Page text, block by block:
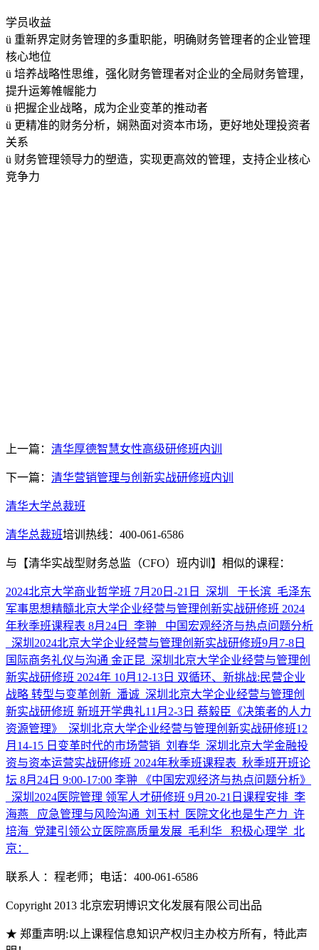
学员收益
ü 重新界定财务管理的多重职能，明确财务管理者的企业管理
核心地位
ü 培养战略性思维，强化财务管理者对企业的全局财务管理，
提升运筹帷幄能力
ü 把握企业战略，成为企业变革的推动者
ü 更精准的财务分析，娴熟面对资本市场，更好地处理投资者
关系
ü 财务管理领导力的塑造，实现更高效的管理，支持企业核心
竞争力
上一篇： 清华厚德智慧女性高级研修班内训
下一篇： 清华营销管理与创新实战研修班内训
清华大学总裁班
清华总裁班培训热线：400-061-6586
与 【清华实战型财务总监（CFO）班内训】 相似的课程：
2024北京大学商业哲学班 7月20日-21日_深圳_ 于长滨_毛泽东
军事思想精髓北京大学企业经营与管理创新实战研修班 2024
年秋季班课程表 8月24日_李翀 _中国宏观经济与热点问题分析
_深圳 2024北京大学企业经营与管理创新实战研修班9月7-8日
国际商务礼仪与沟通 金正昆_深圳 北京大学企业经营与管理创
新实战研修班 2024年 10月12-13日 双循环、新挑战:民营企业
战略 转型与变革创新_潘诚_深圳 北京大学企业经营与管理创
新实战研修班 新班开学典礼11月2-3日 蔡毅臣《决策者的人力
资源管理》_深圳 北京大学企业经营与管理创新实战研修班12
月14-15 日变革时代的市场营销_刘春华_深圳 北京大学金融投
资与资本运营实战研修班 2024年秋季班课程表_秋季班开班论
坛 8月24日 9:00-17:00 李翀 《中国宏观经济与热点问题分析》
_深圳 2024医院管理 领军人才研修班 9月20-21日课程安排_李
海燕_ 应急管理与风险沟通_刘玉村_医院文化也是生产力_许
培海_党建引领公立医院高质量发展_毛利华_ 积极心理学_北
京：
联系人 ：程老师；电话：400-061-6586
Copyright 2013 北京宏玥博识文化发展有限公司出品
★ 郑重声明:以上课程信息知识产权归主办校方所有，特此声